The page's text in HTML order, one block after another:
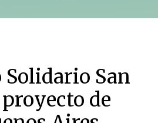
Solidario San
proyecto de